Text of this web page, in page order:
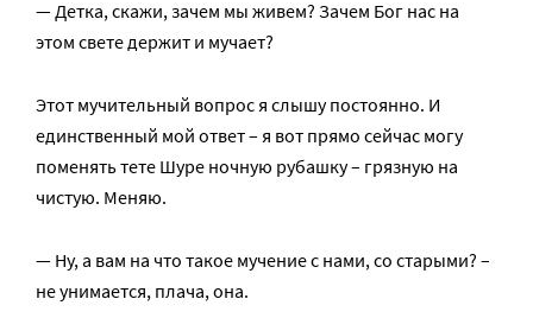
— Детка, скажи, зачем мы живем? Зачем Бог нас на
этом свете держит и мучает?
Этот мучительный вопрос я слышу постоянно. И
единственный мой ответ – я вот прямо сейчас могу
поменять тете Шуре ночную рубашку – грязную на
чистую. Меняю.
— Ну, а вам на что такое мучение с нами, со старыми? –
не унимается, плача, она.